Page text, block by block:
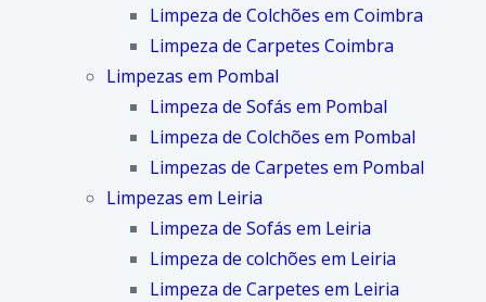
Limpeza de Colchões em Coimbra
Limpeza de Carpetes Coimbra
Limpezas em Pombal
Limpeza de Sofás em Pombal
Limpeza de Colchões em Pombal
Limpezas de Carpetes em Pombal
Limpezas em Leiria
Limpeza de Sofás em Leiria
Limpeza de colchões em Leiria
Limpeza de Carpetes em Leiria